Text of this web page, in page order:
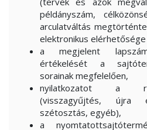
példányszám,
arculatváltás
elektronikus
a megjelent
értékelését a
sorainak megfelelően,
nyilatkozatot a
(visszagyűjtés, újra
szétosztás, egyéb),
a